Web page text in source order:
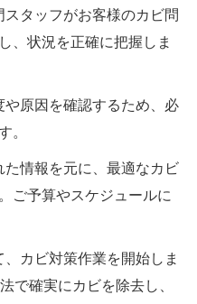
スタッフがお客様のカビ問
、状況を正確に把握しま
や原因を確認するため、必
。
た情報を元に、最適なカビ
ご予算やスケジュールに
カビ対策作業を開始しま
で確実にカビを除去し、